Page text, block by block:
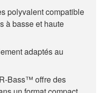
polyvalent compatible
à basse et haute
adaptés au
Bass™ offre des